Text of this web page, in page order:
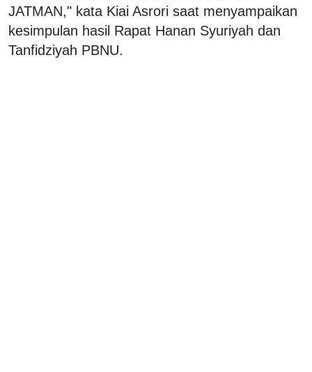
JATMAN," kata Kiai Asrori saat menyampaikan
kesimpulan hasil Rapat Hanan Syuriyah dan
Tanfidziyah PBNU.